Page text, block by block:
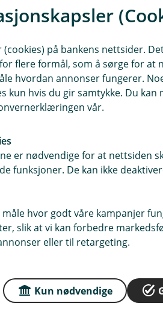
sparing.Vi hjelper deg med å
du kan forvalte sparepengene
Slik bør du spare til
på bankens nettsider.
flere formål, som å sørge for at
hvordan annonser fungerer.
kun hvis du gir samtykke. Du
vår.
er nødvendige for at nettsiden
funksjoner. De kan ikke
hvor godt våre kampanjer
slik at vi kan forbedre
eller til retargeting.
Kun nødvendige